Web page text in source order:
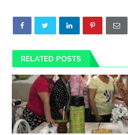
RELATED POSTS